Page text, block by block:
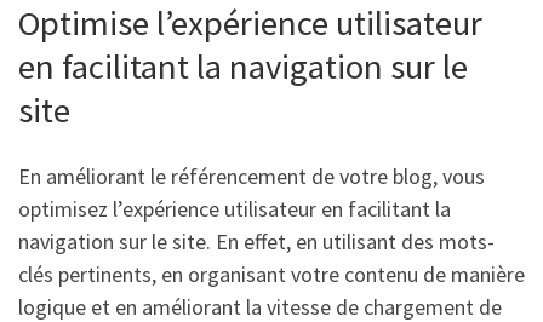
Optimise l’expérience utilisateur
en facilitant la navigation sur le
site
En améliorant le référencement de votre blog, vous
optimisez l’expérience utilisateur en facilitant la
navigation sur le site. En effet, en utilisant des mots-
clés pertinents, en organisant votre contenu de manière
logique et en améliorant la vitesse de chargement de